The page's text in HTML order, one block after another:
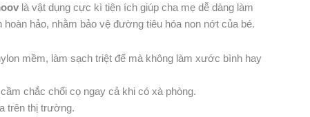
là vật dụng cực kì tiện ích giúp cha mẹ dễ dàng làm
hảo, nhằm bảo vệ đường tiêu hóa non nớt của bé.
mềm, làm sạch triệt để mà không làm xước bình hay
chắc chổi cọ ngay cả khi có xà phòng.
trên thị trường.